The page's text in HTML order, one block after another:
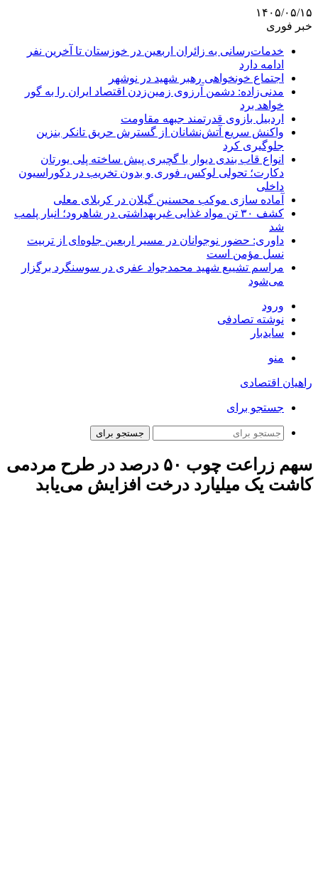
۱۴۰۵/۰۵/۱۵
خبر فوری
خدمات‌رسانی به زائران اربعین در خوزستان تا آخرین نفر
ادامه دارد
اجتماع خونخواهی رهبر شهید در نوشهر
مدنی‌زاده: دشمن آرزوی زمین‌زدن اقتصاد ایران را به گور
خواهد برد
اردبیل بازوی قدرتمند جبهه مقاومت
واکنش سریع آتش‌نشانان از گسترش حریق تانکر بنزین
جلوگیری کرد
انواع قاب بندی دیوار با گچبری پیش ساخته پلی یورتان
دکارت؛ تحولی لوکس، فوری و بدون تخریب در دکوراسیون
داخلی
آماده سازی موکب محسنین گیلان در کربلای معلی
کشف ۳۰ تن مواد غذایی غیربهداشتی در شاهرود؛ انبار پلمب
شد
داوری: حضور نوجوانان در مسیر اربعین جلوه‌ای از تربیت
نسل مؤمن است
مراسم تشییع شهید محمدجواد عفری در سوسنگرد برگزار
می‌شود
ورود
نوشته تصادفی
سایدبار
منو
راهیان اقتصادی
جستجو برای
جستجو برای
سهم زراعت چوب ۵۰ درصد در طرح مردمی
کاشت یک میلیارد درخت افزایش می‌یابد